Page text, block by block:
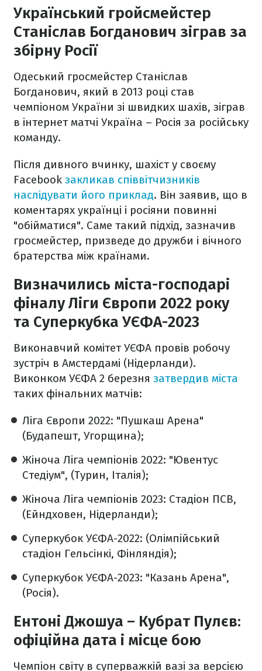
Український гройсмейстер
Станіслав Богданович зіграв за
збірну Росії
Одеський гросмейстер Станіслав
Богданович, який в 2013 році став
чемпіоном України зі швидких шахів, зіграв
в інтернет матчі Україна – Росія за російську
команду.
Після дивного вчинку, шахіст у своєму
Facebook закликав співвітчизників
наслідувати його приклад. Він заявив, що в
коментарях українці і росіяни повинні
"обійматися". Саме такий підхід, зазначив
гросмейстер, призведе до дружби і вічного
братерства між країнами.
Визначились міста-господарі
фіналу Ліги Європи 2022 року
та Суперкубка УЄФА-2023
Виконавчий комітет УЄФА провів робочу
зустріч в Амстердамі (Нідерланди).
Виконком УЄФА 2 березня затвердив міста
таких фінальних матчів:
Ліга Європи 2022: "Пушкаш Арена"
(Будапешт, Угорщина);
Жіноча Ліга чемпіонів 2022: "Ювентус
Стедіум", (Турин, Італія);
Жіноча Ліга чемпіонів 2023: Стадіон ПСВ,
(Ейндховен, Нідерланди);
Суперкубок УЄФА-2022: (Олімпійський
стадіон Гельсінкі, Фінляндія);
Суперкубок УЄФА-2023: "Казань Арена",
(Росія).
Ентоні Джошуа – Кубрат Пулєв:
офіційна дата і місце бою
Чемпіон світу в суперважкій вазі за версією